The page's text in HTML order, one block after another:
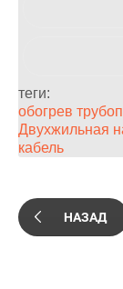
теги:
обогрев
Двухжильная
кабель
НАЗАД